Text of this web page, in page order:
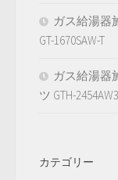
ガス給湯器
GT-1670SAW-T
ガス給湯器
ツ GTH-
カテゴリー